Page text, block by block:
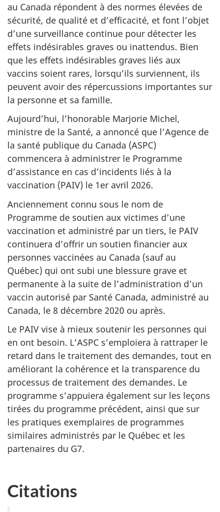
au Canada répondent à des normes élevées de
sécurité, de qualité et d’efficacité, et font l’objet
d’une surveillance continue pour détecter les
effets indésirables graves ou inattendus. Bien
que les effets indésirables graves liés aux
vaccins soient rares, lorsqu’ils surviennent, ils
peuvent avoir des répercussions importantes sur
la personne et sa famille.
Aujourd’hui, l’honorable Marjorie Michel,
ministre de la Santé, a annoncé que l’Agence de
la santé publique du Canada (ASPC)
commencera à administrer le Programme
d’assistance en cas d’incidents liés à la
vaccination (PAIV) le 1er avril 2026.
Anciennement connu sous le nom de
Programme de soutien aux victimes d’une
vaccination et administré par un tiers, le PAIV
continuera d’offrir un soutien financier aux
personnes vaccinées au Canada (sauf au
Québec) qui ont subi une blessure grave et
permanente à la suite de l’administration d’un
vaccin autorisé par Santé Canada, administré au
Canada, le 8 décembre 2020 ou après.
Le PAIV vise à mieux soutenir les personnes qui
en ont besoin. L’ASPC s’emploiera à rattraper le
retard dans le traitement des demandes, tout en
améliorant la cohérence et la transparence du
processus de traitement des demandes. Le
programme s’appuiera également sur les leçons
tirées du programme précédent, ainsi que sur
les pratiques exemplaires de programmes
similaires administrés par le Québec et les
partenaires du G7.
Citations